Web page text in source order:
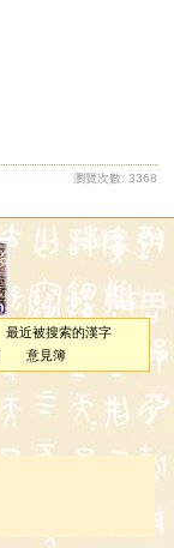
瀏覽次數: 3368
最近被搜索的漢字
意見簿